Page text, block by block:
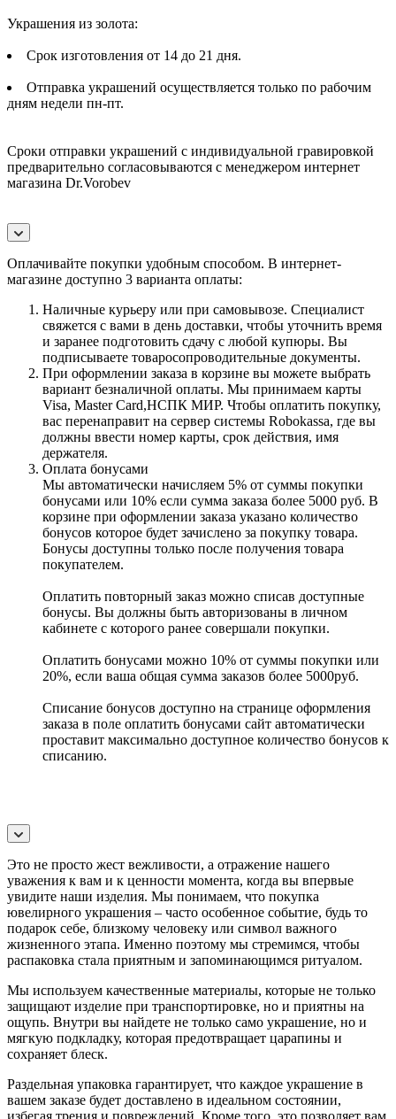
Украшения из золота:
Срок изготовления от 14 до 21 дня.
Отправка украшений осуществляется только по рабочим
дням недели пн-пт.
Сроки отправки украшений с индивидуальной гравировкой
предварительно согласовываются с менеджером интернет
магазина Dr.Vorobev
Оплачивайте покупки удобным способом. В интернет-
магазине доступно 3 варианта оплаты:
Наличные курьеру или при самовывозе. Специалист
свяжется с вами в день доставки, чтобы уточнить время
и заранее подготовить сдачу с любой купюры. Вы
подписываете товаросопроводительные документы.
При оформлении заказа в корзине вы можете выбрать
вариант безналичной оплаты. Мы принимаем карты
Visa, Master Card,НСПК МИР. Чтобы оплатить покупку,
вас перенаправит на сервер системы Robokassa, где вы
должны ввести номер карты, срок действия, имя
держателя.
Оплата бонусами
Мы автоматически начисляем 5% от суммы покупки
бонусами или 10% если сумма заказа более 5000 руб. В
корзине при оформлении заказа указано количество
бонусов которое будет зачислено за покупку товара.
Бонусы доступны только после получения товара
покупателем.
Оплатить повторный заказ можно списав доступные
бонусы. Вы должны быть авторизованы в личном
кабинете с которого ранее совершали покупки.
Оплатить бонусами можно 10% от суммы покупки или
20%, если ваша общая сумма заказов более 5000руб.
Списание бонусов доступно на странице оформления
заказа в поле оплатить бонусами сайт автоматически
проставит максимально доступное количество бонусов к
списанию.
Это не просто жест вежливости, а отражение нашего
уважения к вам и к ценности момента, когда вы впервые
увидите наши изделия. Мы понимаем, что покупка
ювелирного украшения – часто особенное событие, будь то
подарок себе, близкому человеку или символ важного
жизненного этапа. Именно поэтому мы стремимся, чтобы
распаковка стала приятным и запоминающимся ритуалом.
Мы используем качественные материалы, которые не только
защищают изделие при транспортировке, но и приятны на
ощупь. Внутри вы найдете не только само украшение, но и
мягкую подкладку, которая предотвращает царапины и
сохраняет блеск.
Раздельная упаковка гарантирует, что каждое украшение в
вашем заказе будет доставлено в идеальном состоянии,
избегая трения и повреждений. Кроме того, это позволяет вам